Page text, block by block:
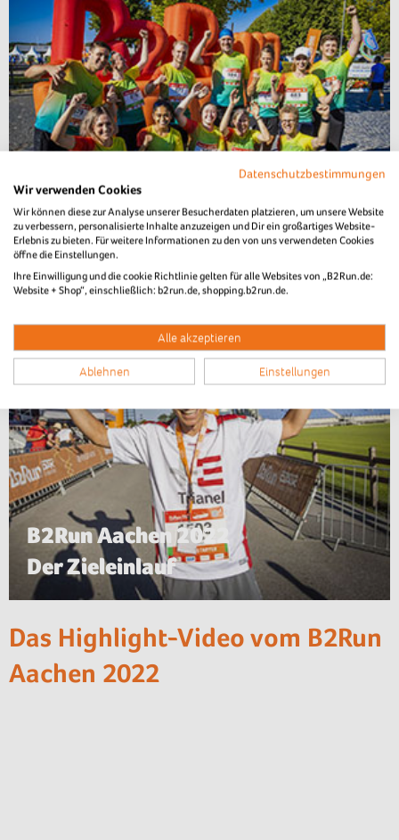
B2Run Aachen 2022
Teamfotos
B2Run Aachen 2022
Der Zieleinlauf
Das Highlight-Video vom B2Run
Aachen 2022
Datenschutzbestimmungen
Wir verwenden Cookies
Wir können diese zur Analyse unserer Besucherdaten platzieren, um unsere Website
zu verbessern, personalisierte Inhalte anzuzeigen und Dir ein großartiges Website-
Erlebnis zu bieten. Für weitere Informationen zu den von uns verwendeten Cookies
öffne die Einstellungen.
Ihre Einwilligung und die cookie Richtlinie gelten für alle Websites von „B2Run.de:
Website + Shop“, einschließlich: b2run.de, shopping.b2run.de.
Alle akzeptieren
Ablehnen Einstellungen